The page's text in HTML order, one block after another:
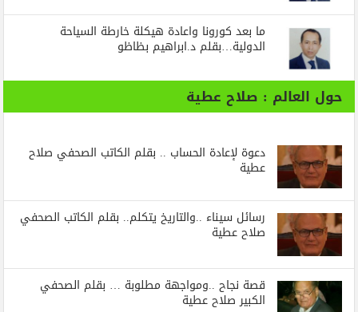
ما بعد كورونا واعادة هيكلة خارطة السياحة
الدولية…بقلم د.ابراهيم بظاظو
حول العالم : صلاح عطية
دعوة لإعادة الحساب .. بقلم الكاتب الصحفي صلاح
عطية
رسائل‭ ‬سيناء‭.. ‬والتاريخ‭ ‬يتكلم.. بقلم الكاتب الصحفي
صلاح عطية
قصة نجاح ..ومواجهة مطلوبة … بقلم الصحفي
الكبير صلاح عطية